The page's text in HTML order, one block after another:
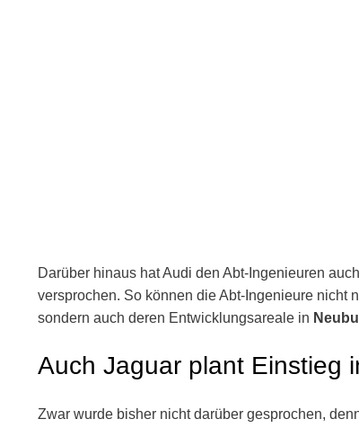
Darüber hinaus hat Audi den Abt-Ingenieuren
versprochen. So können die Abt-Ingenieure nicht
sondern auch deren Entwicklungsareale in
Auch Jaguar plant Einstieg
Zwar wurde bisher nicht darüber gesprochen,